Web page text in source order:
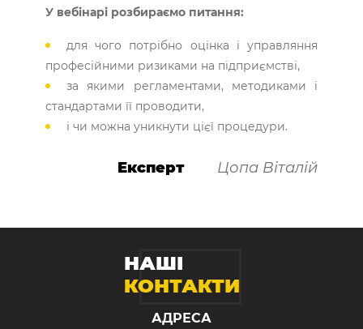
У вебінарі розбираємо питання:
для чого потрібно оцінка і управляння
професійними ризиками на підприємстві,
за якими регламентами, методиками і
стандартами її проводити,
і чи можна уникнути цієї процедури.
Експерт Цопа Віталій
НАШІ
КОНТАКТИ
АДРЕСА